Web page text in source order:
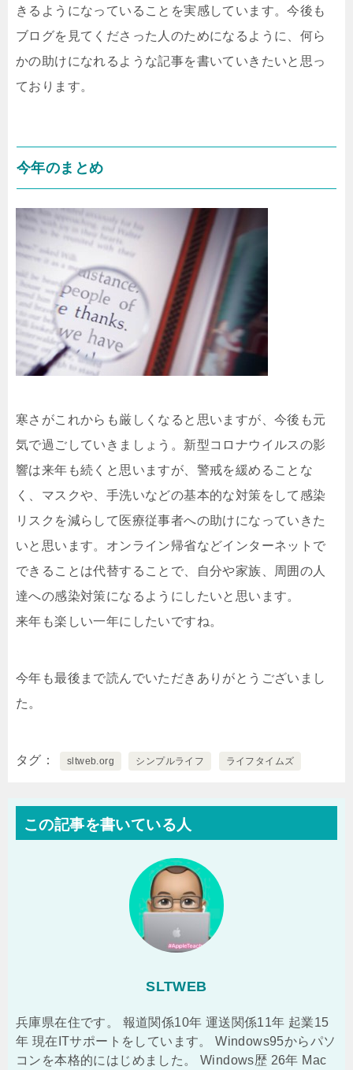
きるようになっていることを実感しています。今後も
ブログを見てくださった人のためになるように、何ら
かの助けになれるような記事を書いていきたいと思っ
ております。
今年のまとめ
寒さがこれからも厳しくなると思いますが、今後も元
気で過ごしていきましょう。新型コロナウイルスの影
響は来年も続くと思いますが、警戒を緩めることな
く、マスクや、手洗いなどの基本的な対策をして感染
リスクを減らして医療従事者への助けになっていきた
いと思います。オンライン帰省などインターネットで
できることは代替することで、自分や家族、周囲の人
達への感染対策になるようにしたいと思います。
来年も楽しい一年にしたいですね。
今年も最後まで読んでいただきありがとうございまし
た。
タグ sltweb.org シンプルライフ ライフタイムズ
この記事を書いている人
SLTWEB
兵庫県在住です。 報道関係10年 運送関係11年 起業15
年 現在ITサポートをしています。 Windows95からパソ
コンを本格的にはじめました。 Windows歴 26年 Mac